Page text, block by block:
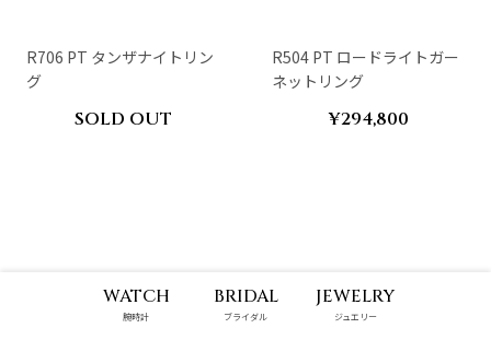
R706 PT タンザナイトリン
グ
SOLD OUT
R504 PT ロードライトガー
ネットリング
¥294,800
K18 イエローゴールド リング
WATCH
腕時計
BRIDAL
ブライダル
JEWELRY
ジュエリー